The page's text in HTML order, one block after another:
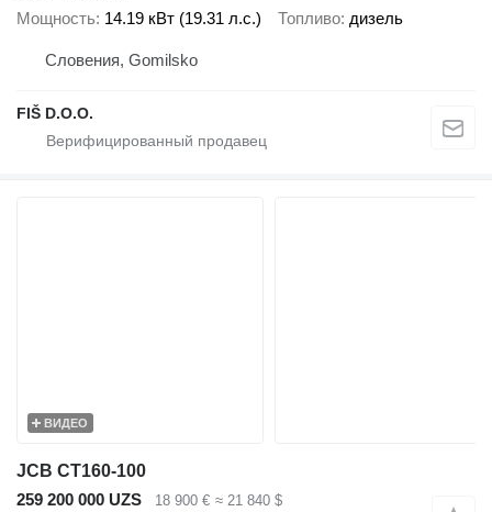
Мощность 14.19 кВт (19.31 л.с.) Топливо дизель
Словения, Gomilsko
FIŠ D.O.O.
ВИДЕО
JCB CT160-100
259 200 000 UZS
18 900 € ≈ 21 840 $